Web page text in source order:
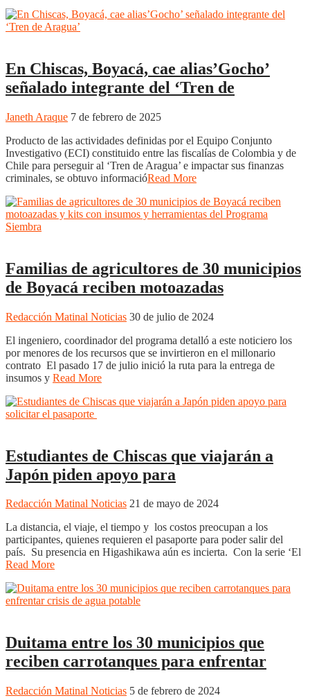
En Chiscas, Boyacá, cae alias’Gocho’
señalado integrante del ‘Tren de
Janeth Araque 7 de febrero de 2025
Producto de las actividades definidas por el Equipo Conjunto
Investigativo (ECI) constituido entre las fiscalías de Colombia y de
Chile para perseguir al ‘Tren de Aragua’ e impactar sus finanzas
criminales, se obtuvo informacióRead More
Familias de agricultores de 30 municipios
de Boyacá reciben motoazadas
Redacción Matinal Noticias 30 de julio de 2024
El ingeniero, coordinador del programa detalló a este noticiero los
por menores de los recursos que se invirtieron en el millonario
contrato El pasado 17 de julio inició la ruta para la entrega de
insumos y Read More
Estudiantes de Chiscas que viajarán a
Japón piden apoyo para
Redacción Matinal Noticias 21 de mayo de 2024
La distancia, el viaje, el tiempo y los costos preocupan a los
participantes, quienes requieren el pasaporte para poder salir del
país. Su presencia en Higashikawa aún es incierta. Con la serie ‘El
Read More
Duitama entre los 30 municipios que
reciben carrotanques para enfrentar
Redacción Matinal Noticias 5 de febrero de 2024